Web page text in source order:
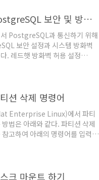
[RHEL] PostgreSQL 보안 및 방화벽 설정
PostgreSQL과 통신하기 위해
보안 설정과 시스템 방화벽
. 레드햇 방화벽 허용 설정
기본적으로 5432 포트로 TCP
우에는 아래와 같은 명령어로 방
zone=public --add-
방화벽 설정을 다시 불러온다.
reload 아래의 명령어를 입력
잘 적용되었는지 방화벽 목록
cmd --list-all
션 삭제 명령어
Enterprise Linux)에서 파티
법은 아래와 같다. 파티션 삭제
고하여 아래의 명령어를 입력하
할 수 있다. fdisk {장치명} m d
참고문서 "Managing
Hat Enterprise Linux 9
크 마운트 하기